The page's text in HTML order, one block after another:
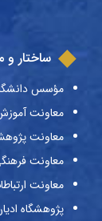
ساختار و
مؤسس
معاونت
معاونت
معاونت
معاونت
پژوهشگاه